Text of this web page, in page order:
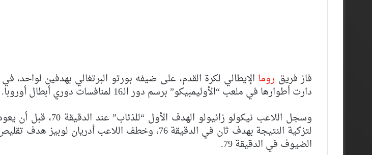
فاز فريق روما الإيطالي لكرة القدم، على ضيفه بورتو البرتغالي بهدفين لواحد،
دارت أطوارها في ملعب “الأوليمبيكو” برسم دور الـ16 لمنافسات دوري أبطال أوروبا.
وسجل اللاعب نيكولو زانيولو الهدف الأول
لتزكية النتيجة بهدف ثان في الدقيقة 76، وخطف اللاعب أدريان
الضيوف في الدقيقة 79.